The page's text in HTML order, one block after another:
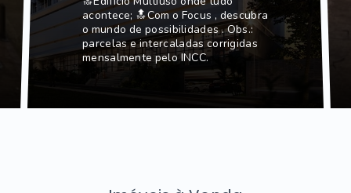
acontece; 🔝Com o Focus , descubra
o mundo de possibilidades . Obs.:
parcelas e intercaladas corrigidas
mensalmente pelo INCC.